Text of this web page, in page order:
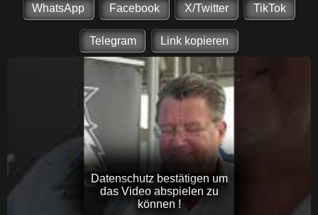
WhatsApp Facebook X/Twitter TikTok
Telegram Link kopieren
Datenschutz bestätigen um
das Video abspielen zu
können !